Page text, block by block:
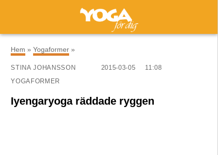
Hem »Yogaformer »
STINA JOHANSSON 2015-03-05
11:08
YOGAFORMER
Iyengaryoga räddade ryggen